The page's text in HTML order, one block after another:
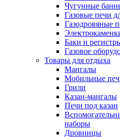
Чугунные
Газовые печи
Газодровяные
Баки и
Газовое
Товары для отдыха
Мангалы
Мобильные
Грили
Казан-мангалы
Печи под казан
наборы
Дровницы